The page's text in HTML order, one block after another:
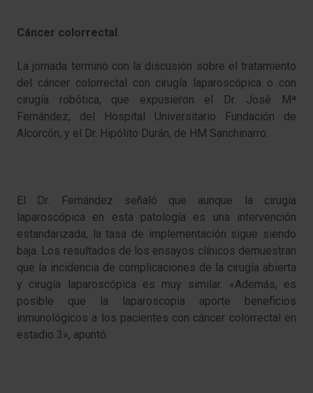
Cáncer colorrectal
La jornada terminó con la discusión sobre el tratamiento
del cáncer colorrectal con cirugía laparoscópica o con
cirugía robótica, que expusieron el Dr. José Mª
Fernández, del Hospital Universitario Fundación de
Alcorcón, y el Dr. Hipólito Durán, de HM Sanchinarro.
El Dr. Fernández señaló que aunque la cirugía
laparoscópica en esta patología es una intervención
estandarizada, la tasa de implementación sigue siendo
baja. Los resultados de los ensayos clínicos demuestran
que la incidencia de complicaciones de la cirugía abierta
y cirugía laparoscópica es muy similar. «Además, es
posible que la laparoscopia aporte beneficios
inmunológicos a los pacientes con cáncer colorrectal en
estadio 3», apuntó.